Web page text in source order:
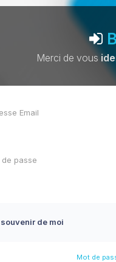
Merci de vous
de moi
Mot de